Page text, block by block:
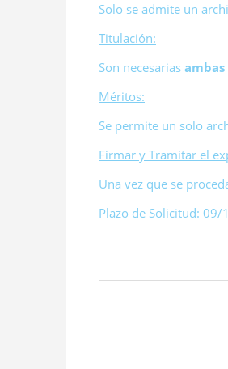
Solo se admite un
Titulación:
Son necesarias ambas
Méritos:
Se permite un solo
Firmar y Tramitar el
Una vez que se
Plazo de Solicitud: